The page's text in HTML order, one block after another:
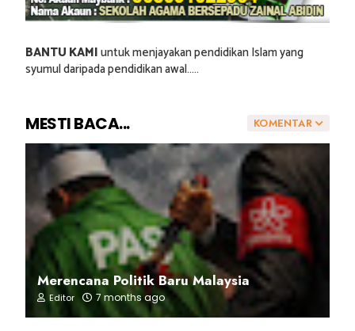
BANTU KAMIuntuk menjayakan pendidikan Islam yang
syumul daripada pendidikan awal.....
KOMENTAR
MESTI BACA...
Merencana Politik Baru Malaysia
Editor 7 months ago